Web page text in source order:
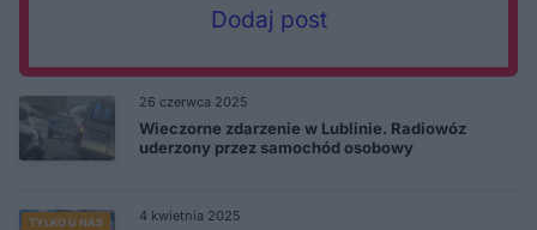
26 czerwca 2025
Wieczorne zdarzenie w Lublinie. Radiowóz
uderzony przez samochód osobowy
TYLKO U NAS 4 kwietnia 2025
Dodaj post